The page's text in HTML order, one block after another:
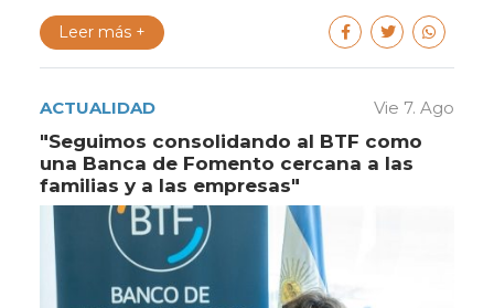
Leer más +
ACTUALIDAD Vie 7. Ago
"Seguimos consolidando al BTF como
una Banca de Fomento cercana a las
familias y a las empresas"